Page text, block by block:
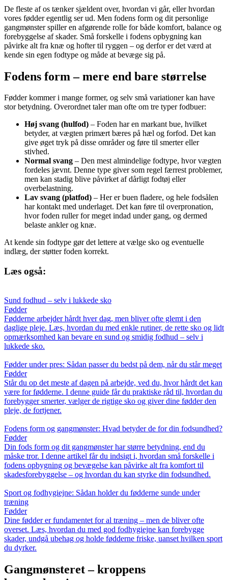
De fleste af os tænker sjældent over, hvordan vi går, eller hvordan
vores fødder egentlig ser ud. Men fodens form og dit personlige
gangmønster spiller en afgørende rolle for både komfort, balance og
forebyggelse af skader. Små forskelle i fodens opbygning kan
påvirke alt fra knæ og hofter til ryggen – og derfor er det værd at
kende sin egen fodtype og måde at bevæge sig på.
Fodens form – mere end bare størrelse
Fødder kommer i mange former, og selv små variationer kan have
stor betydning. Overordnet taler man ofte om tre typer fodbuer:
Høj svang (hulfod) – Foden har en markant bue, hvilket
betyder, at vægten primært bæres på hæl og forfod. Det kan
give øget tryk på disse områder og føre til smerter eller
stivhed.
Normal svang – Den mest almindelige fodtype, hvor vægten
fordeles jævnt. Denne type giver som regel færrest problemer,
men kan stadig blive påvirket af dårligt fodtøj eller
overbelastning.
Lav svang (platfod) – Her er buen fladere, og hele fodsålen
har kontakt med underlaget. Det kan føre til overpronation,
hvor foden ruller for meget indad under gang, og dermed
belaste ankler og knæ.
At kende sin fodtype gør det lettere at vælge sko og eventuelle
indlæg, der støtter foden korrekt.
Læs også:
Sund fodhud – selv i lukkede sko
Fødder
Fødderne arbejder hårdt hver dag, men bliver ofte glemt i den
daglige pleje. Læs, hvordan du med enkle rutiner, de rette sko og lidt
opmærksomhed kan bevare en sund og smidig fodhud – selv i
lukkede sko.
Fødder under pres: Sådan passer du bedst på dem, når du står meget
Fødder
Står du op det meste af dagen på arbejde, ved du, hvor hårdt det kan
være for fødderne. I denne guide får du praktiske råd til, hvordan du
forebygger smerter, vælger de rigtige sko og giver dine fødder den
pleje, de fortjener.
Fodens form og gangmønster: Hvad betyder de for din fodsundhed?
Fødder
Din fods form og dit gangmønster har større betydning, end du
måske tror. I denne artikel får du indsigt i, hvordan små forskelle i
fodens opbygning og bevægelse kan påvirke alt fra komfort til
skadesforebyggelse – og hvordan du kan styrke din fodsundhed.
Sport og fodhygiejne: Sådan holder du fødderne sunde under
træning
Fødder
Dine fødder er fundamentet for al træning – men de bliver ofte
overset. Læs, hvordan du med god fodhygiejne kan forebygge
skader, undgå ubehag og holde fødderne friske, uanset hvilken sport
du dyrker.
Gangmønsteret – kroppens